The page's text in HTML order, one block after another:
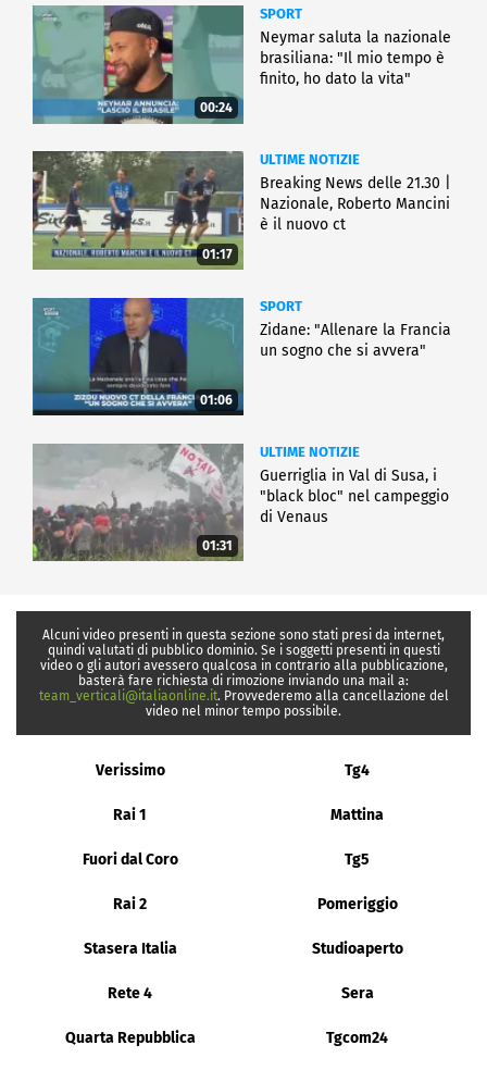
00:24
SPORT
Neymar saluta la nazionale
brasiliana: "Il mio tempo è
finito, ho dato la vita"
01:17
ULTIME NOTIZIE
Breaking News delle 21.30 |
Nazionale, Roberto Mancini
è il nuovo ct
01:06
SPORT
Zidane: "Allenare la Francia
un sogno che si avvera"
01:31
ULTIME NOTIZIE
Guerriglia in Val di Susa, i
"black bloc" nel campeggio
di Venaus
Alcuni video presenti in questa sezione sono stati presi da internet,
quindi valutati di pubblico dominio. Se i soggetti presenti in questi
video o gli autori avessero qualcosa in contrario alla pubblicazione,
basterà fare richiesta di rimozione inviando una mail a:
team_verticali@italiaonline.it. Provvederemo alla cancellazione del
video nel minor tempo possibile.
Verissimo Tg4
Rai 1 Mattina
Fuori dal Coro Tg5
Rai 2 Pomeriggio
Stasera Italia Studioaperto
Rete 4 Sera
Quarta Repubblica Tgcom24